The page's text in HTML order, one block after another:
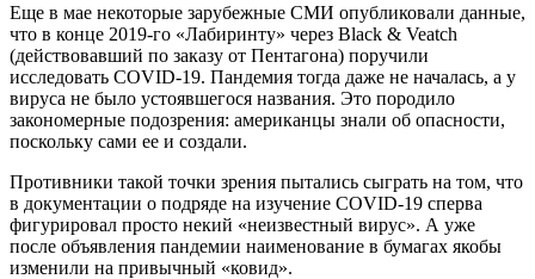
Еще в мае некоторые зарубежные СМИ опубликовали данные,
что в конце 2019-го «Лабиринту» через Black & Veatch
(действовавший по заказу от Пентагона) поручили
исследовать COVID-19. Пандемия тогда даже не началась, а у
вируса не было устоявшегося названия. Это породило
закономерные подозрения: американцы знали об опасности,
поскольку сами ее и создали.
Противники такой точки зрения пытались сыграть на том, что
в документации о подряде на изучение COVID-19 сперва
фигурировал просто некий «неизвестный вирус». А уже
после объявления пандемии наименование в бумагах якобы
изменили на привычный «ковид».